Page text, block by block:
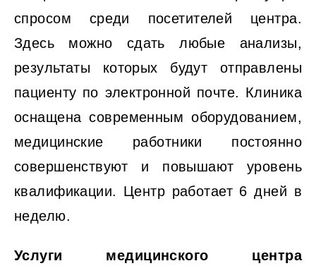
спросом среди посетителей центра.
Здесь можно сдать любые анализы,
результаты которых будут отправлены
пациенту по электронной почте. Клиника
оснащена современным оборудованием,
медицинские работники постоянно
совершенствуют и повышают уровень
квалификации. Центр работает 6 дней в
неделю.
Услуги медицинского центра